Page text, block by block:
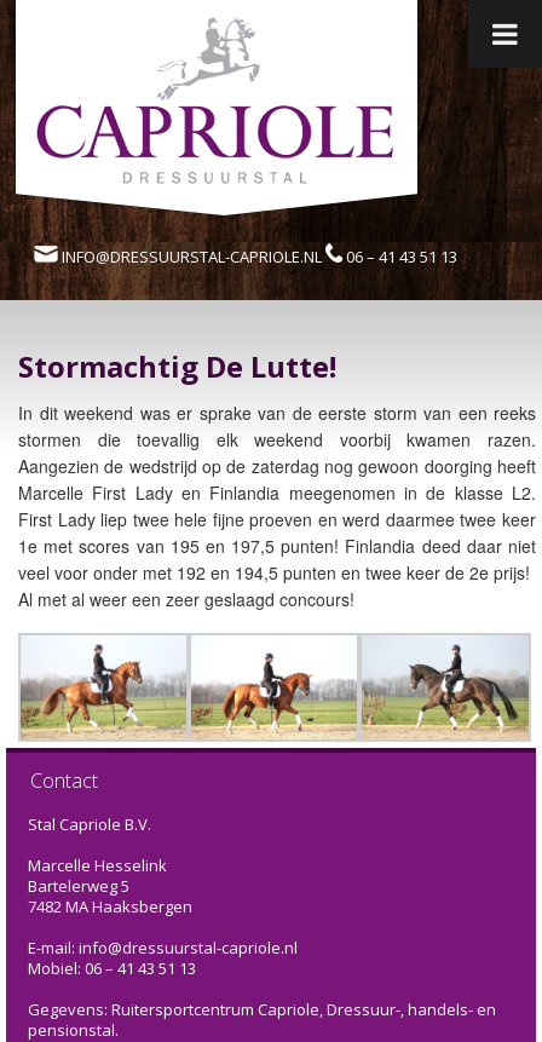
INFO@DRESSUURSTAL-CAPRIOLE.NL 06 – 41 43 51 13
Stormachtig De Lutte!
In dit weekend was er sprake van de eerste storm van een reeks
stormen die toevallig elk weekend voorbij kwamen razen.
Aangezien de wedstrijd op de zaterdag nog gewoon doorging heeft
Marcelle First Lady en Finlandia meegenomen in de klasse L2.
First Lady liep twee hele fijne proeven en werd daarmee twee keer
1e met scores van 195 en 197,5 punten! Finlandia deed daar niet
veel voor onder met 192 en 194,5 punten en twee keer de 2e prijs!
Al met al weer een zeer geslaagd concours!
Contact
Stal Capriole B.V.
Marcelle Hesselink
Bartelerweg 5
7482 MA Haaksbergen
E-mail: info@dressuurstal-capriole.nl
Mobiel: 06 – 41 43 51 13
Gegevens: Ruitersportcentrum Capriole, Dressuur-, handels- en
pensionstal.